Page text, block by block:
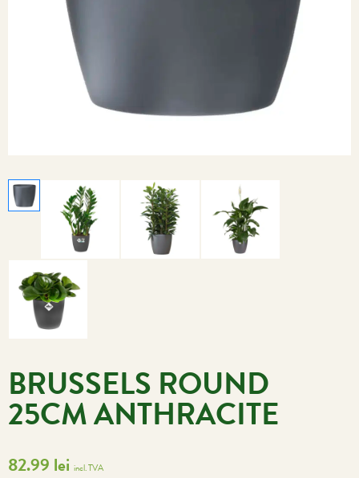
BRUSSELS ROUND
25CM ANTHRACITE
82.99 lei incl. TVA